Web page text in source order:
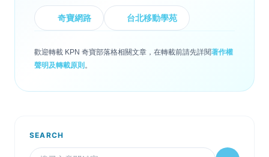
奇寶網路 台北移動學苑
歡迎轉載 KPN 奇寶部落格相關文章，在轉載前請先詳閱著作權
聲明及轉載原則 。
SEARCH